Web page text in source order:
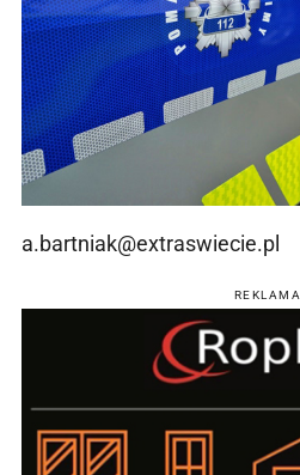
a.bartniak@extraswiecie.pl
REKLAMA